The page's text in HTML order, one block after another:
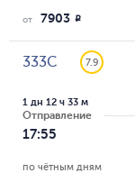
от 7903 R
333С 7.9
Отправление
17:55
1 дн 12 ч 33 м
по чётным дням